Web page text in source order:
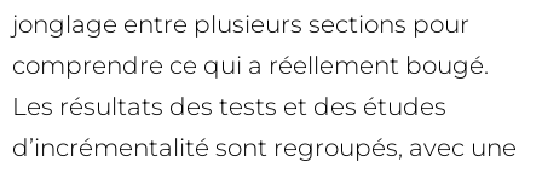
jonglage entre plusieurs sections pour
comprendre ce qui a réellement bougé.
Les résultats des tests et des études
d’incrémentalité sont regroupés, avec une